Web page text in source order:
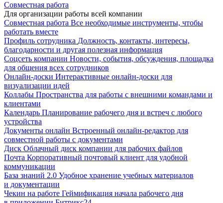
Совместная работа
Для организации работы всей компании
Совместная работа Все необходимые инструменты, чтобы
работать вместе
Профиль сотрудника Должность, контакты, интересы,
благодарности и другая полезная информация
Соцсеть компании Новости, события, обсуждения, площадка
для общения всех сотрудников
Онлайн-доски Интерактивные онлайн-доски для
визуализации идей
Коллабы Пространства для работы с внешними командами и
клиентами
Календарь Планирование рабочего дня и встреч с любого
устройства
Документы онлайн Встроенный онлайн-редактор для
совместной работы с документами
Диск Облачный диск компании для рабочих файлов
Почта Корпоративный почтовый клиент для удобной
коммуникации
База знаний 2.0 Удобное хранение учебных материалов
и документации
Чекин на работе Геймификация начала рабочего дня